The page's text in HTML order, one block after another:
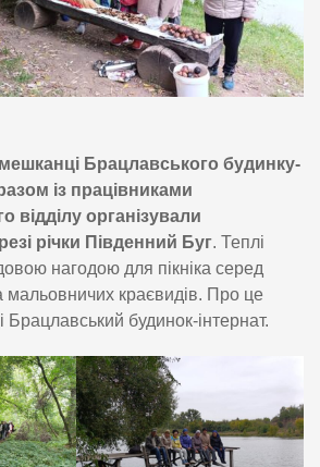
Брацлавського будинку-
із працівниками
відділу організували
річки Південний Буг. Теплі
нагодою для пікніка серед
мальовничих краєвидів. Про це
Брацлавський будинок-інтернат.